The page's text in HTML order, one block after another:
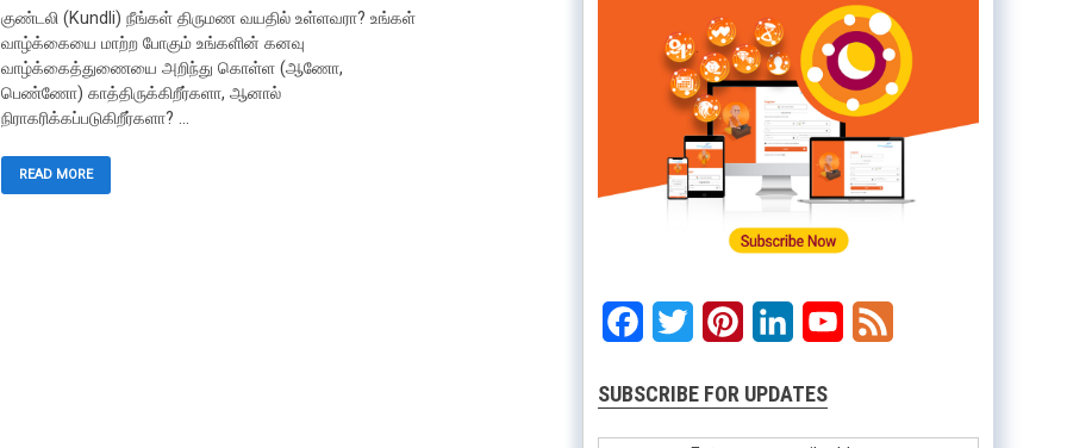
குண்டலி (Kundli) நீங்கள் திருமண வயதில் உள்ளவரா? உங்கள்
வாழ்க்கையை மாற்ற போகும் உங்களின் கனவு
வாழ்க்கைத்துணையை அறிந்து கொள்ள (ஆணோ,
பெண்ணோ) காத்திருக்கிறீர்களா, ஆனால்
நிராகரிக்கப்படுகிறீர்களா? …
READ MORE
Facebook
Twitter PinterestLinkedInYouTube
SUBSCRIBE FOR UPDATES